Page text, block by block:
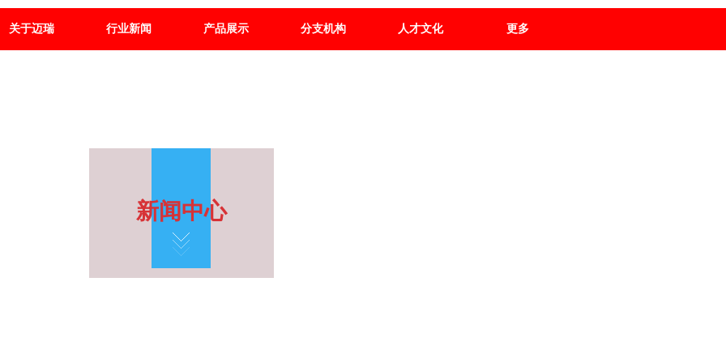
关于迈瑞 行业新闻 产品展示 分支机构 人才文化 更多
新闻中心